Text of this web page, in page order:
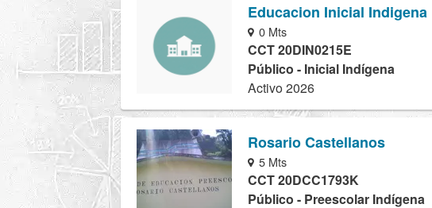
Educacion Inicial Indigena
0 Mts
CCT 20DIN0215E
Público - Inicial Indígena
Activo 2026
Rosario Castellanos
5 Mts
CCT 20DCC1793K
Público - Preescolar Indígena